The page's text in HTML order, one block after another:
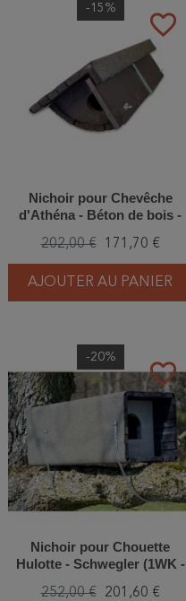
favorite_border
-15%
Nichoir pour Chevêche
d'Athéna - Béton de bois -
202,00 € 171,70 €
AJOUTER AU PANIER
favorite_border
-20%
Nichoir pour Chouette
Hulotte - Schwegler (1WK -
252,00 € 201,60 €